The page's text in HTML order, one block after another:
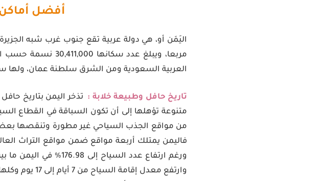
أفضل
العربية السعودية ومن الشرق سلطنة عمان، ولها
تاريخ حافل وطبيعة خلابة : تذخر اليمن بتاريخ
متنوعة تؤهلها إلى أن تكون السباقة في القطاع
من مواقع الجذب السياحي غير مطورة وتنقصها بعض
فاليمن يمتلك أربعة مواقع ضمن مواقع التراث
وارتفع معدل